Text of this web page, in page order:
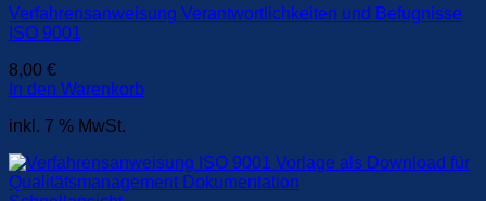
Verfahrensanweisung Verantwortlichkeiten und Befugnisse
ISO 9001
8,00 €
In den Warenkorb
inkl. 7 % MwSt.